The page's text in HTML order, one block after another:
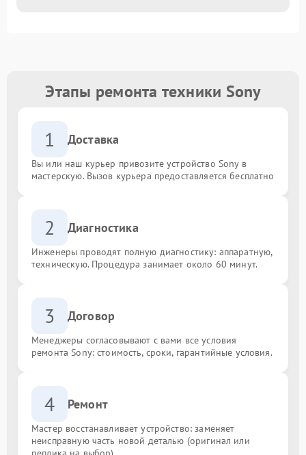
Этапы ремонта техники Sony
1 Доставка
Вы или наш курьер привозите устройство Sony в
мастерскую. Вызов курьера предоставляется бесплатно
2 Диагностика
Инженеры проводят полную диагностику: аппаратную,
техническую. Процедура занимает около 60 минут.
3 Договор
Менеджеры согласовывают с вами все условия
ремонта Sony: стоимость, сроки, гарантийные условия.
4 Ремонт
Мастер восстанавливает устройство: заменяет
неисправную часть новой деталью (оригинал или